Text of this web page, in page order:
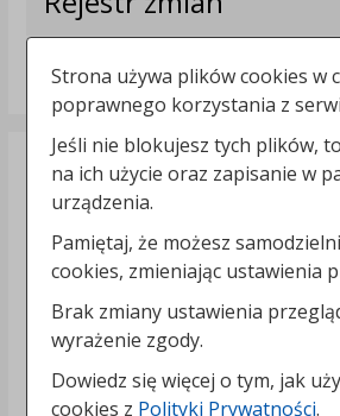
Powrót
Dane adresowe:
Urząd Miasta we Włocławku
87-800 Włocławek
Zielony Rynek 11/13
Kontakt:
+48544144000
faks: +48544144444
Strona używa plików cookies w
poprawnego korzystania z
Jeśli nie blokujesz tych plików,
na ich użycie oraz zapisanie w
urządzenia.
Pamiętaj, że możesz
cookies, zmieniając ustawienia
Brak zmiany ustawienia
wyrażenie zgody.
Dowiedz się więcej o tym, jak
cookies z Polityki Prywatności.